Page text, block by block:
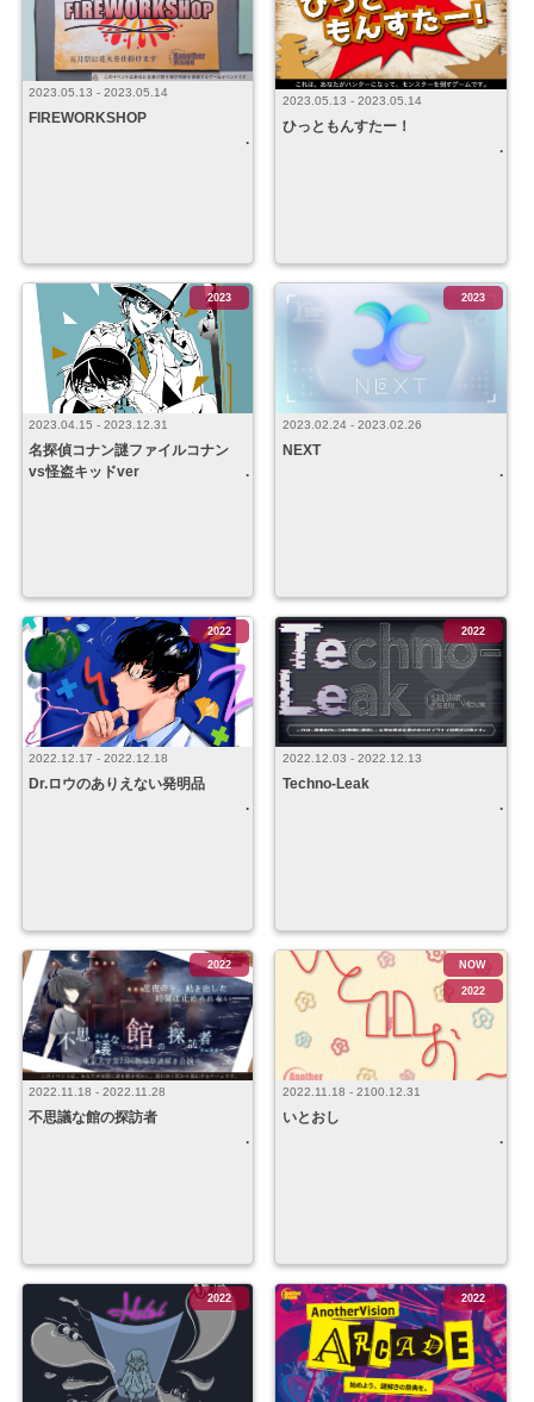
2023.05.13 - 2023.05.14
FIREWORKSHOP
2023.05.13 - 2023.05.14
ひっともんすたー！
2023.04.15 - 2023.12.31
名探偵コナン謎ファイルコナン
vs怪盗キッドver
2023
2023.02.24 - 2023.02.26
NEXT
2023
2022.12.17 - 2022.12.18
Dr.ロウのありえない発明品
2022
2022.12.03 - 2022.12.13
Techno-Leak
2022
2022.11.18 - 2022.11.28
不思議な館の探訪者
2022
2022.11.18 - 2100.12.31
いとおし
NOW
2022
2022 2022